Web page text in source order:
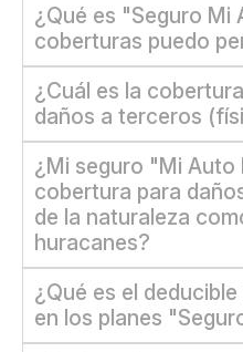
¿Qué es "Seguro Mi
coberturas puedo
¿Cuál es la
daños a terceros
¿Mi seguro "Mi Auto
cobertura para
de la naturaleza
huracanes?
¿Qué es el
en los planes